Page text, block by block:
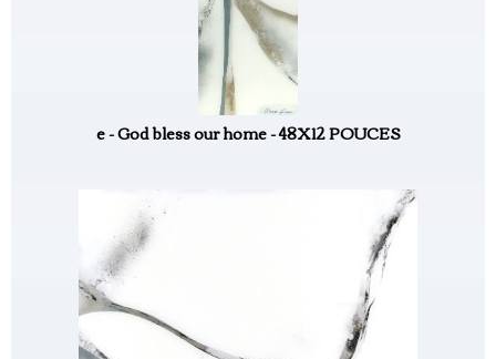
e - God bless our home - 48X12 POUCES